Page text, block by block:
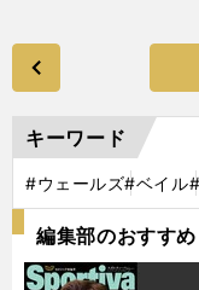
キーワード
#ウェールズ#ベイル
編集部のおすすめ